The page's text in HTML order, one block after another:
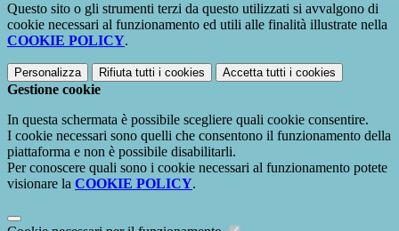
Questo sito o gli strumenti terzi da questo utilizzati si avvalgono di
cookie necessari al funzionamento ed utili alle finalità illustrate nella
COOKIE POLICY.
Personalizza Rifiuta tutti i cookies Accetta tutti i cookies
Gestione cookie
In questa schermata è possibile scegliere quali cookie consentire.
I cookie necessari sono quelli che consentono il funzionamento della
piattaforma e non è possibile disabilitarli.
Per conoscere quali sono i cookie necessari al funzionamento potete
visionare la COOKIE POLICY.